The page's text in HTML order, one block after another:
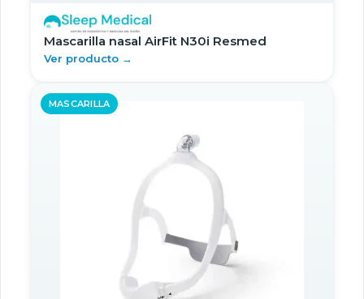
Mascarilla nasal AirFit N30i Resmed
Ver producto →
MASCARILLA